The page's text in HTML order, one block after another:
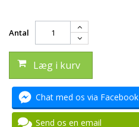
Antal
Læg i kurv
Chat med os via Facebook
Send os en email